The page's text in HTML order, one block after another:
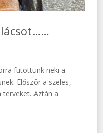
futottunk neki a
Először a szeles,
Aztán a